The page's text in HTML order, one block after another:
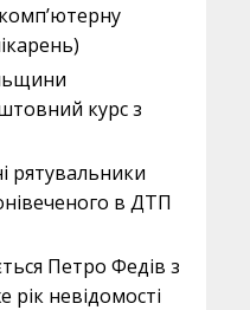
курс з
рятувальники
в ДТП
Петро Федів з
невідомості